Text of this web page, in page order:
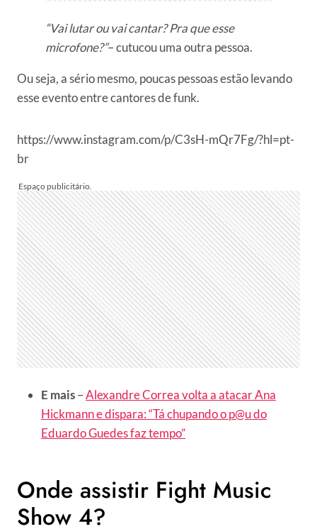
“Vai lutar ou vai cantar? Pra que esse
microfone?”– cutucou uma outra pessoa.
Ou seja, a sério mesmo, poucas pessoas estão levando
esse evento entre cantores de funk.
https://www.instagram.com/p/C3sH-mQr7Fg/?hl=pt-
br
E mais–Alexandre Correa volta a atacar Ana
Hickmann e dispara: “Tá chupando o p@u do
Eduardo Guedes faz tempo”
Onde assistir Fight Music
Show 4?